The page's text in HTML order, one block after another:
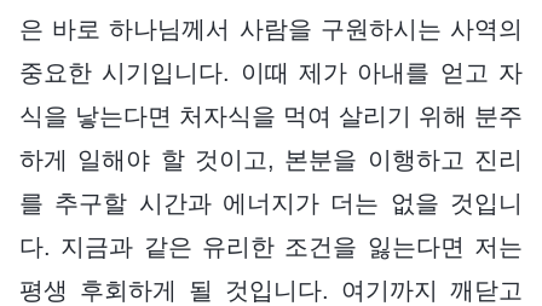
은 바로 하나님께서 사람을 구원하시는 사역의
중요한 시기입니다. 이때 제가 아내를 얻고 자
식을 낳는다면 처자식을 먹여 살리기 위해 분주
하게 일해야 할 것이고, 본분을 이행하고 진리
를 추구할 시간과 에너지가 더는 없을 것입니
다. 지금과 같은 유리한 조건을 잃는다면 저는
평생 후회하게 될 것입니다. 여기까지 깨닫고